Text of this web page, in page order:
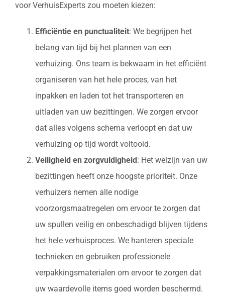
voor VerhuisExperts zou moeten kiezen:
Efficiëntie en punctualiteit: We begrijpen het
belang van tijd bij het plannen van een
verhuizing. Ons team is bekwaam in het efficiënt
organiseren van het hele proces, van het
inpakken en laden tot het transporteren en
uitladen van uw bezittingen. We zorgen ervoor
dat alles volgens schema verloopt en dat uw
verhuizing op tijd wordt voltooid.
Veiligheid en zorgvuldigheid : Het welzijn van uw
bezittingen heeft onze hoogste prioriteit. Onze
verhuizers nemen alle nodige
voorzorgsmaatregelen om ervoor te zorgen dat
uw spullen veilig en onbeschadigd blijven tijdens
het hele verhuisproces. We hanteren speciale
technieken en gebruiken professionele
verpakkingsmaterialen om ervoor te zorgen dat
uw waardevolle items goed worden beschermd.